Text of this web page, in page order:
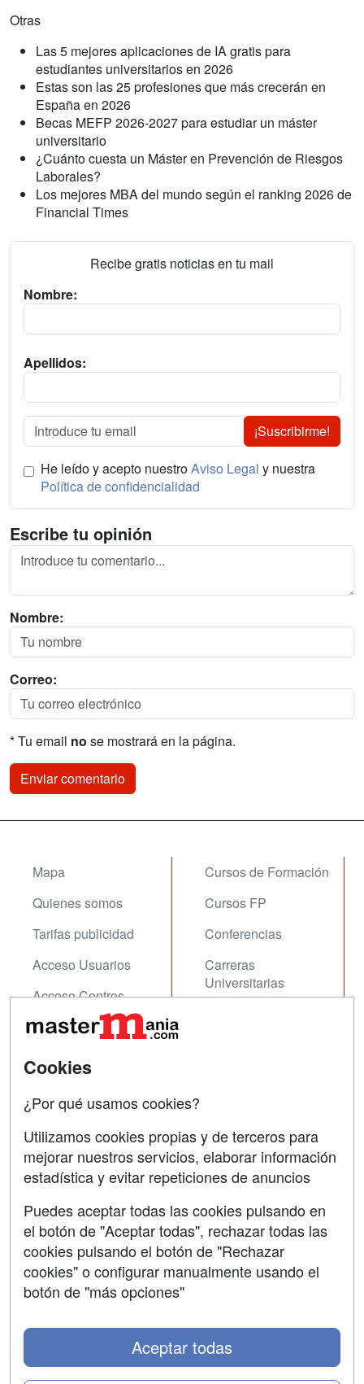
Otras
Las 5 mejores aplicaciones de IA gratis para
estudiantes universitarios en 2026
Estas son las 25 profesiones que más crecerán en
España en 2026
Becas MEFP 2026-2027 para estudiar un máster
universitario
¿Cuánto cuesta un Máster en Prevención de Riesgos
Laborales?
Los mejores MBA del mundo según el ranking 2026 de
Financial Times
Recibe gratis noticias en tu mail
Nombre:
Apellidos:
¡Suscribirme!
He leído y acepto nuestroAviso Legal y nuestra
Política de confidencialidad
Escribe tu opinión
Nombre:
Correo:
* Tu email no se mostrará en la página.
Mapa
Quienes somos
Tarifas publicidad
Acceso Usuarios
Acceso Centros
Cursos de Formación
Cursos FP
Conferencias
Carreras
Universitarias
Contactar
Copyleft
Grupo formazion:
Cookies
¿Por qué usamos cookies?
Utilizamos cookies propias y de terceros para
mejorar nuestros servicios, elaborar información
estadística y evitar repeticiones de anuncios
Puedes aceptar todas las cookies pulsando en
el botón de "Aceptar todas", rechazar todas las
cookies pulsando el botón de "Rechazar
cookies" o configurar manualmente usando el
botón de "más opciones"
Aceptar todas